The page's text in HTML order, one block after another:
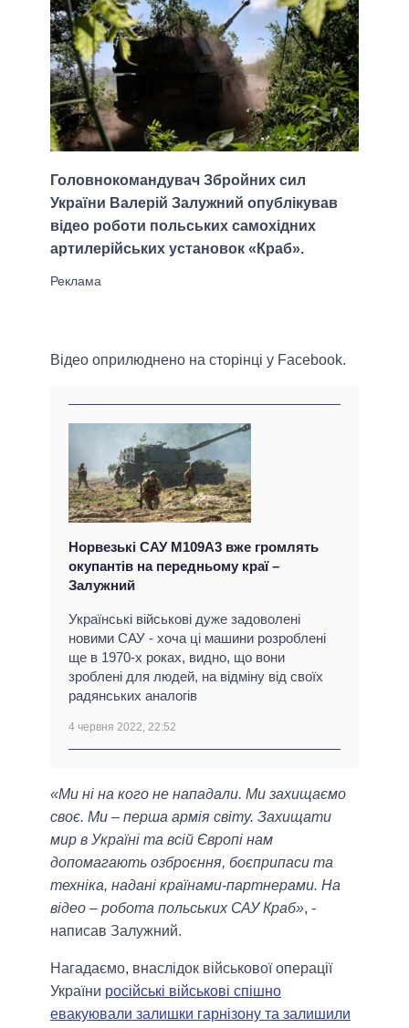
Головнокомандувач Збройних сил
України Валерій Залужний опублікував
відео роботи польських самохідних
артилерійських установок «Краб».
Відео оприлюднено на сторінці у Facebook.
Норвезькі САУ М109А3 вже громлять
окупантів на передньому краї –
Залужний
Українські військові дуже задоволені
новими САУ - хоча ці машини розроблені
ще в 1970-х роках, видно, що вони
зроблені для людей, на відміну від своїх
радянських аналогів
4 червня 2022, 22:52
«Ми ні на кого не нападали. Ми захищаємо
своє. Ми – перша армія світу. Захищати
мир в Україні та всій Європі нам
допомагають озброєння, боєприпаси та
техніка, надані країнами-партнерами. На
відео – робота польських САУ Краб», -
написав Залужний.
Нагадаємо, внаслідок військової операції
України російські військові спішно
евакуювали залишки гарнізону та залишили